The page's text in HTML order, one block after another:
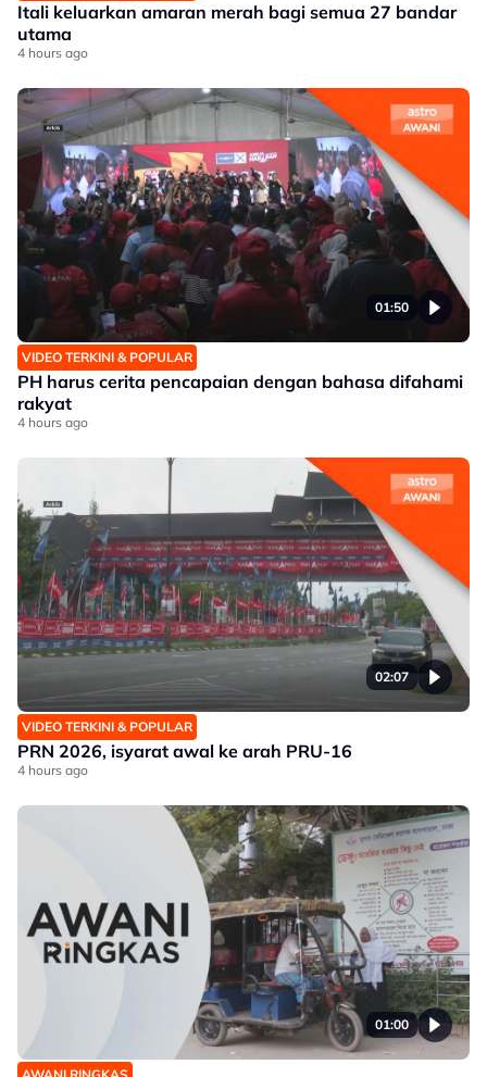
Itali keluarkan amaran merah bagi semua 27 bandar
utama
4 hours ago
01:50
VIDEO TERKINI & POPULAR
PH harus cerita pencapaian dengan bahasa difahami
rakyat
4 hours ago
02:07
VIDEO TERKINI & POPULAR
PRN 2026, isyarat awal ke arah PRU-16
4 hours ago
01:00